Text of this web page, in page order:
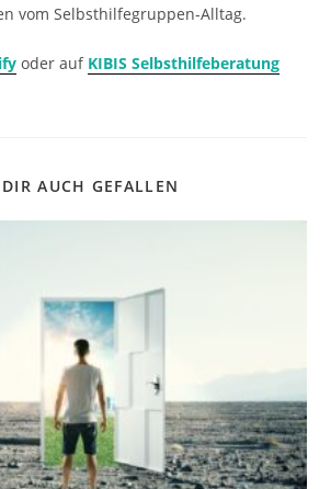
vom Selbsthilfegruppen-Alltag.
oder auf KIBIS Selbsthilfeberatung
AUCH GEFALLEN